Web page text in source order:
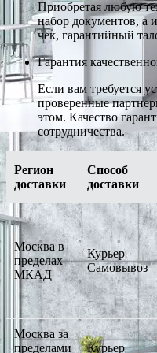
Приобретая любую
набор документов, а
чек, гарантийный
Гарантия
Если вам требуется
проверенные
этом. Качество
сотрудничества.
Регион
доставки
Способ
доставки
Москва в
пределах
МКАД
Курьер
Самовывоз
Москва за
пределами
Курьер